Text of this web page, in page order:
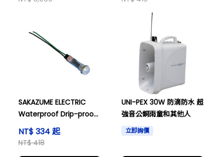
SAKAZUME ELECTRIC
Waterproof Drip-proof
IP65 LED指示燈 Φ10綠色
和其他
NT$ 334 起
NT$ 418
UNI-PEX 30W 防滴防水 超
強音公銅雨童和其他人
立即詢價